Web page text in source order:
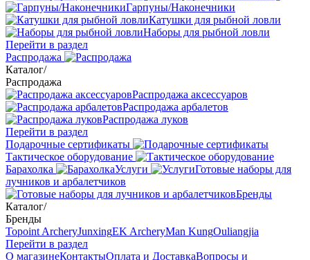
Гарпуны/Наконечники
Катушки для рыбной ловли
Наборы для рыбной ловли
Перейти в раздел
Распродажа
Каталог/
Распродажа
Распродажа аксессуаров
Распродажа арбалетов
Распродажа луков
Перейти в раздел
Подарочные сертификаты
Тактическое оборудование
Барахолка
Услуги
Готовые наборы для
лучников и арбалетчиков
Бренды
Каталог/
Бренды
Topoint ArcheryJunxingEK ArcheryMan KungOuliangjia
Перейти в раздел
О магазинеКонтактыОплата и ДоставкаВопросы и